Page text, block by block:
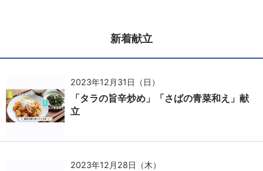
新着献立
2023年12月31日（日）
「タラの旨辛炒め」「さばの青菜和え」献
立
2023年12月28日（木）